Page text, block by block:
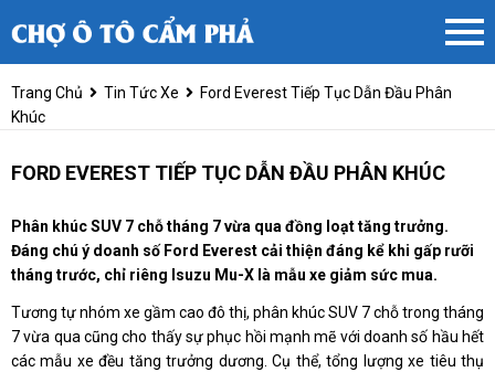
Trang Chủ Tin Tức Xe
Ford Everest Tiếp Tục Dẫn Đầu Phân
Khúc
FORD EVEREST TIẾP TỤC DẪN ĐẦU PHÂN KHÚC
Phân khúc SUV 7 chỗ tháng 7 vừa qua đồng loạt tăng trưởng.
Đáng chú ý doanh số Ford Everest cải thiện đáng kể khi gấp rưỡi
tháng trước, chỉ riêng Isuzu Mu-X là mẫu xe giảm sức mua.
Tương tự nhóm xe gầm cao đô thị, phân khúc SUV 7 chỗ trong tháng
7 vừa qua cũng cho thấy sự phục hồi mạnh mẽ với doanh số hầu hết
các mẫu xe đều tăng trưởng dương. Cụ thể, tổng lượng xe tiêu thụ